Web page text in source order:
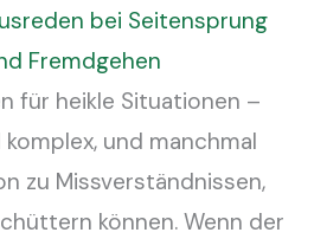
bei Seitensprung
Fremdgehen
für heikle Situationen –
und manchmal
zu Missverständnissen,
können. Wenn der